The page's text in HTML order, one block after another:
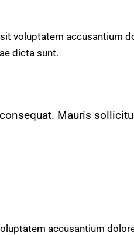
voluptatem accusantium
dicta sunt.
Mauris
accusantium